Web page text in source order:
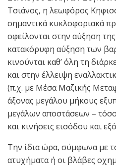
Τσιάνος, η λεωφόρος
σημαντικά κυκλοφοριακά
οφείλονται στην αύξηση
κατακόρυφη αύξηση των
κινούνται καθ’ όλη τη
και στην έλλειψη
(π.χ. με Μέσα Μαζικής
άξονας μεγάλου μήκους
μεγάλων αποστάσεων –
και κινήσεις εισόδου και
Την ίδια ώρα, σύμφωνα με
ατυχήματα ή οι βλάβες